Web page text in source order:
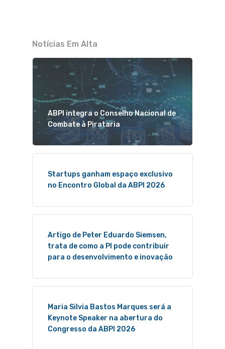
Notícias Em Alta
ABPI integra o Conselho Nacional de
Combate à Pirataria
Startups ganham espaço exclusivo
no Encontro Global da ABPI 2026
Artigo de Peter Eduardo Siemsen,
trata de como a PI pode contribuir
para o desenvolvimento e inovação
Maria Silvia Bastos Marques será a
Keynote Speaker na abertura do
Congresso da ABPI 2026